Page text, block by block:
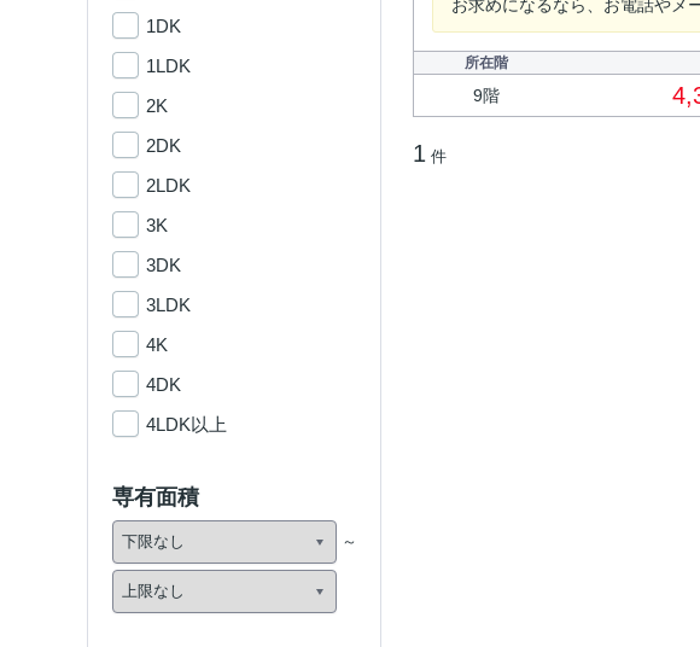
お求めになるなら、お電話やメ
所在階
9階
1 件
1DK
1LDK
2K
2DK
2LDK
3K
3DK
3LDK
4K
4DK
4LDK以上
専有面積